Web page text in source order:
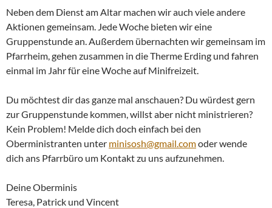
Neben dem Dienst am Altar machen wir auch viele andere
Aktionen gemeinsam. Jede Woche bieten wir eine
Gruppenstunde an. Außerdem übernachten wir gemeinsam im
Pfarrheim, gehen zusammen in die Therme Erding und fahren
einmal im Jahr für eine Woche auf Minifreizeit.
Du möchtest dir das ganze mal anschauen? Du würdest gern
zur Gruppenstunde kommen, willst aber nicht ministrieren?
Kein Problem! Melde dich doch einfach bei den
Oberministranten unter minisosh@gmail.comoder wende
dich ans Pfarrbüro um Kontakt zu uns aufzunehmen.
Deine Oberminis
Teresa, Patrick und Vincent